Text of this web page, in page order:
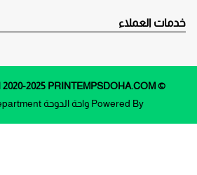
خدمات العملاء
© All Rights Reserved 2020-2025 PRINTEMPSDOHA.COM
Powered By واحة الدوحة